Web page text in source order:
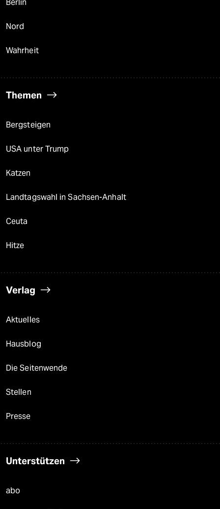
Berlin
Nord
Wahrheit
Themen
Bergsteigen
USA unter Trump
Katzen
Landtagswahl in Sachsen-Anhalt
Ceuta
Hitze
Verlag
Aktuelles
Hausblog
Die Seitenwende
Stellen
Presse
Unterstützen
abo